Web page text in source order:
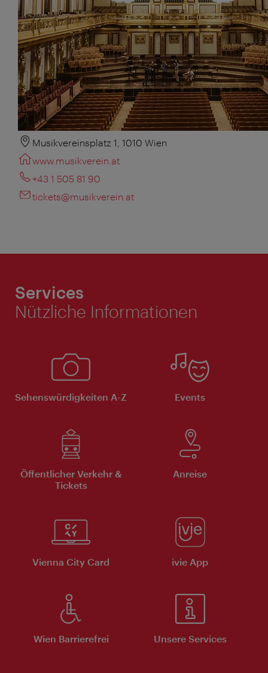
Musikvereinsplatz 1, 1010 Wien
www.musikverein.at
+43 1 505 81 90
tickets@musikverein.at
Services
Nützliche Informationen
Sehenswürdigkeiten A-Z Events
Öffentlicher Verkehr &
Tickets
Anreise
Vienna City Card ivie App
Wien Barrierefrei Unsere Services